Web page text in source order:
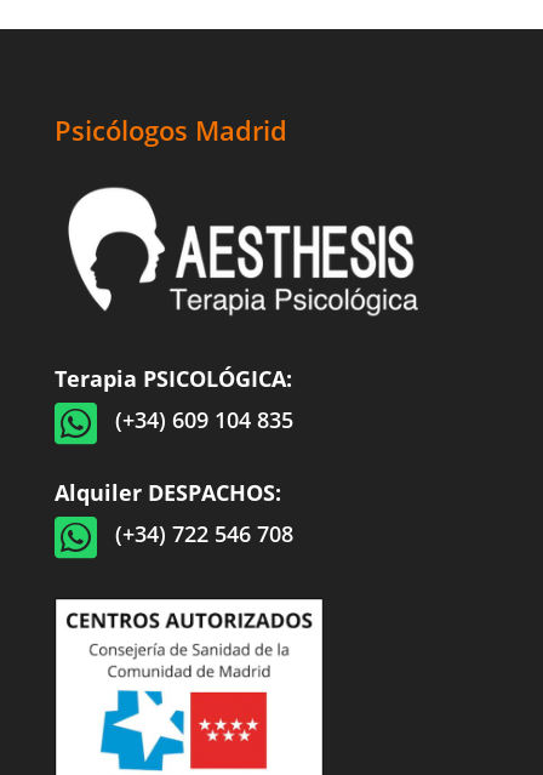
Psicólogos Madrid
Terapia PSICOLÓGICA:
 (+34) 609 104 835
Alquiler DESPACHOS:
 (+34) 722 546 708